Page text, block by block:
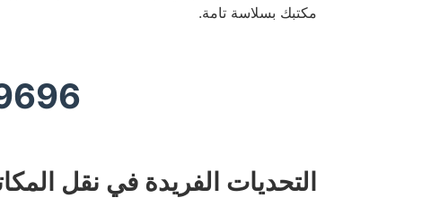
مكتبك بسلاسة تامة.
التحديات الفريدة في نقل